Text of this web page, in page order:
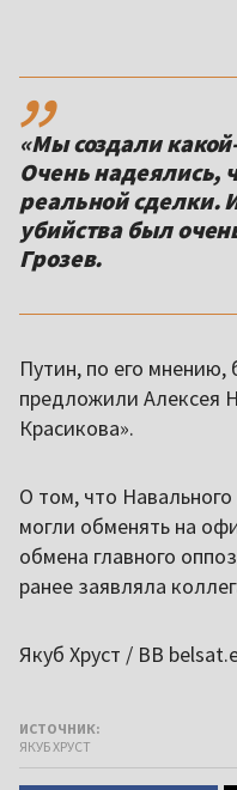
,,
«Мы создали
Очень надеялись,
реальной сделки.
убийства был
Грозев.
Путин, по его мнению,
предложили Алексея
Красикова».
О том, что
могли обменять на
обмена главного
ранее заявляла
Якуб Хруст / ВВ
ИСТОЧНИК:
ЯКУБ ХРУСТ